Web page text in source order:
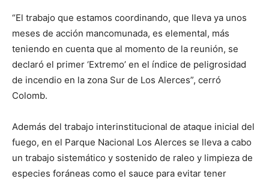
“El trabajo que estamos coordinando, que lleva ya unos
meses de acción mancomunada, es elemental, más
teniendo en cuenta que al momento de la reunión, se
declaró el primer ‘Extremo’ en el índice de peligrosidad
de incendio en la zona Sur de Los Alerces”, cerró
Colomb.
Además del trabajo interinstitucional de ataque inicial del
fuego, en el Parque Nacional Los Alerces se lleva a cabo
un trabajo sistemático y sostenido de raleo y limpieza de
especies foráneas como el sauce para evitar tener